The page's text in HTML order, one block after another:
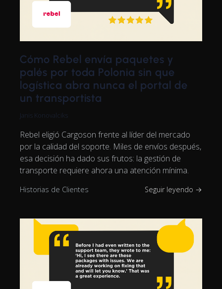
Cómo Rebel envía paquetes y
palés por toda Polonia sin que
logística abra nunca el portal de
un transportista
Janis Konovalciks
Rebel eligió Cargoson frente al líder del mercado
por la calidad del soporte. Miles de envíos después,
esa decisión ha dado sus frutos: la gestión de
transporte requiere ahora una atención mínima.
Historias de Clientes Seguir leyendo →